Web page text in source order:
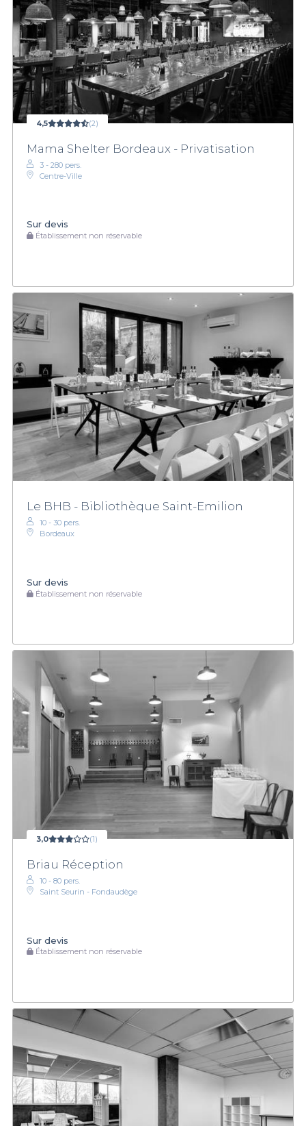
4,5 (2)
Mama Shelter Bordeaux - Privatisation
3 - 280 pers.
Centre-Ville
Sur devis
Établissement non réservable
Le BHB - Bibliothèque Saint-Emilion
10 - 30 pers.
Bordeaux
Sur devis
Établissement non réservable
3,0 (1)
Briau Réception
10 - 80 pers.
Saint Seurin - Fondaudège
Sur devis
Établissement non réservable